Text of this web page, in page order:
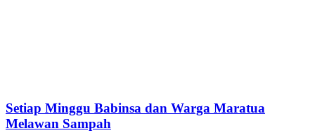
Setiap Minggu Babinsa dan Warga Maratua
Melawan Sampah